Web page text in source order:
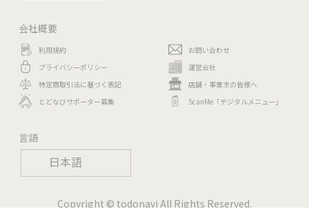
日本語
会社概要
利用規約
プライバシーポリシー
特定商取引法に基づく表記
とどなびサポーター募集
お問い合わせ
運営会社
店舗・事業主の皆様へ
ScanMe「デジタルメニュー」
言語
Copyright © todonavi All Rights Reserved.